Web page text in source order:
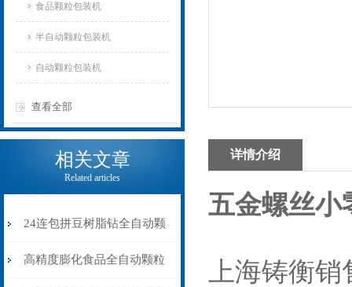
食品颗粒包装机
半自动颗粒包装机
自动颗粒包装机
查看全部
相关文章
Related articles
24连包拼豆树脂钻全自动颗
粒包装机高精度防静电
高精度膨化食品全自动颗粒
详情介绍
五金螺丝小
上海铸衡